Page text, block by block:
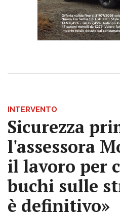
INTERVENTO
Sicurezza
l'assessora
il lavoro per
buchi sulle
è definitivo»